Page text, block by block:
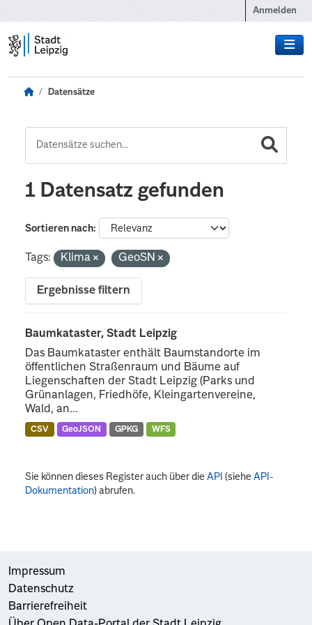
Anmelden
Datensätze
1 Datensatz gefunden
Sortieren nach
Tags: Klima GeoSN
Ergebnisse filtern
Baumkataster, Stadt Leipzig
Das Baumkataster enthält Baumstandorte im
öffentlichen Straßenraum und Bäume auf
Liegenschaften der Stadt Leipzig (Parks und
Grünanlagen, Friedhöfe, Kleingartenvereine,
Wald, an...
CSV GeoJSON GPKG WFS
Sie können dieses Register auch über dieAPI (sieheAPI-
Dokumentation) abrufen.
Impressum
Datenschutz
Barrierefreiheit